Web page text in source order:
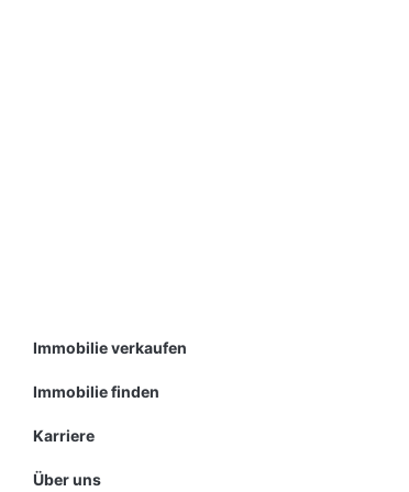
Immobilie verkaufen
Immobilie finden
Karriere
Über uns